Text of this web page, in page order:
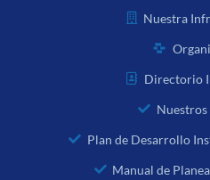
Nuestra
Directorio
Plan de Desarrollo
Manual de